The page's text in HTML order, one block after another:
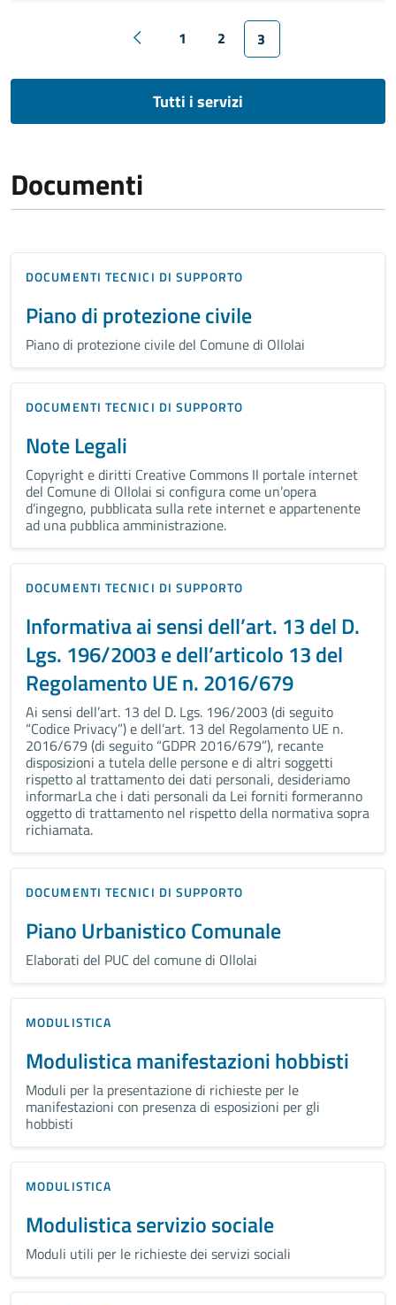
1 2 3
Tutti i servizi
Documenti
DOCUMENTI TECNICI DI SUPPORTO
Piano di protezione civile
Piano di protezione civile del Comune di Ollolai
DOCUMENTI TECNICI DI SUPPORTO
Note Legali
Copyright e diritti Creative Commons Il portale internet
del Comune di Ollolai si configura come un’opera
d’ingegno, pubblicata sulla rete internet e appartenente
ad una pubblica amministrazione.
DOCUMENTI TECNICI DI SUPPORTO
Informativa ai sensi dell’art. 13 del D.
Lgs. 196/2003 e dell’articolo 13 del
Regolamento UE n. 2016/679
Ai sensi dell’art. 13 del D. Lgs. 196/2003 (di seguito
“Codice Privacy”) e dell’art. 13 del Regolamento UE n.
2016/679 (di seguito “GDPR 2016/679”), recante
disposizioni a tutela delle persone e di altri soggetti
rispetto al trattamento dei dati personali, desideriamo
informarLa che i dati personali da Lei forniti formeranno
oggetto di trattamento nel rispetto della normativa sopra
richiamata.
DOCUMENTI TECNICI DI SUPPORTO
Piano Urbanistico Comunale
Elaborati del PUC del comune di Ollolai
MODULISTICA
Modulistica manifestazioni hobbisti
Moduli per la presentazione di richieste per le
manifestazioni con presenza di esposizioni per gli
hobbisti
MODULISTICA
Modulistica servizio sociale
Moduli utili per le richieste dei servizi sociali